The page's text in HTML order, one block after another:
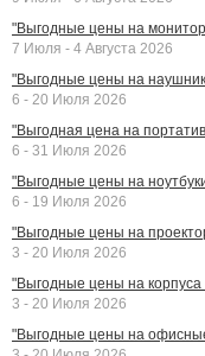
"Выгодные цены на
7 Июля - 4 Августа 2026
"Выгодные цены на
6 - 20 Июля 2026
"Выгодная цена на
6 - 31 Июля 2026
"Выгодные цены на
6 - 19 Июля 2026
"Выгодные цены на
3 - 20 Июля 2026
"Выгодные цены на корпуса
3 - 20 Июля 2026
"Выгодные цены на